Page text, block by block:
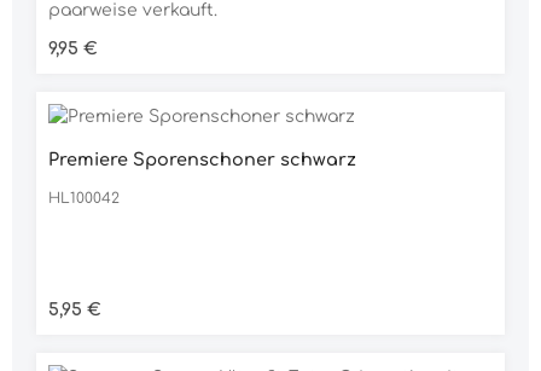
paarweise verkauft.
Regulärer Preis:
9,95 €
Premiere Sporenschoner schwarz
HL100042
Regulärer Preis:
5,95 €